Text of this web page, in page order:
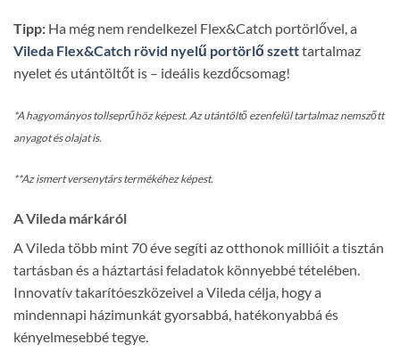
Tipp: Ha még nem rendelkezel Flex&Catch portörlővel, a
Vileda Flex&Catch rövid nyelű portörlő szetttartalmaz
nyelet és utántöltőt is – ideális kezdőcsomag!
*A hagyományos tollseprűhöz képest. Az utántöltő ezenfelül tartalmaz nemszőtt
anyagot és olajat is.
**Az ismert versenytárs termékéhez képest.
A Vileda márkáról
A Vileda több mint 70 éve segíti az otthonok millióit a tisztán
tartásban és a háztartási feladatok könnyebbé tételében.
Innovatív takarítóeszközeivel a Vileda célja, hogy a
mindennapi házimunkát gyorsabbá, hatékonyabbá és
kényelmesebbé tegye.